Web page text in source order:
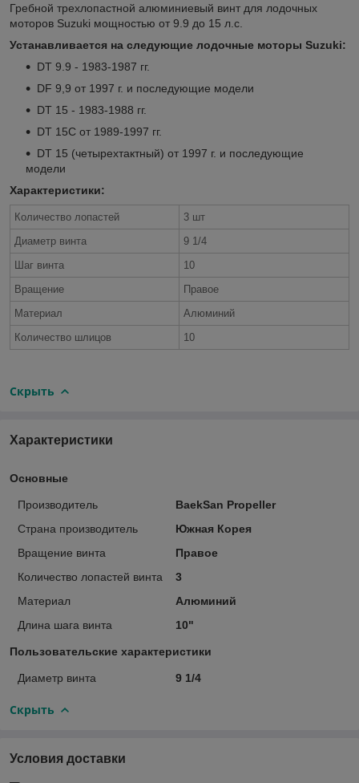
Гребной трехлопастной алюминиевый винт для лодочных
моторов Suzuki мощностью от 9.9 до 15 л.с.
Устанавливается на следующие лодочные моторы Suzuki:
DT 9.9 - 1983-1987 гг.
DF 9,9 от 1997 г. и последующие модели
DT 15 - 1983-1988 гг.
DT 15С от 1989-1997 гг.
DT 15 (четырехтактный) от 1997 г. и последующие
модели
Характеристики:
Количество лопастей
3 шт
Диаметр винта
9 1/4
Шаг винта
10
Вращение
Правое
Материал
Алюминий
Количество шлицов
10
Скрыть
Характеристики
Основные
Производитель
BaekSan Propeller
Страна производитель
Южная Корея
Вращение винта
Правое
Количество лопастей винта
3
Материал
Алюминий
Длина шага винта
10"
Пользовательские характеристики
Диаметр винта 9 1/4
Скрыть
Условия доставки